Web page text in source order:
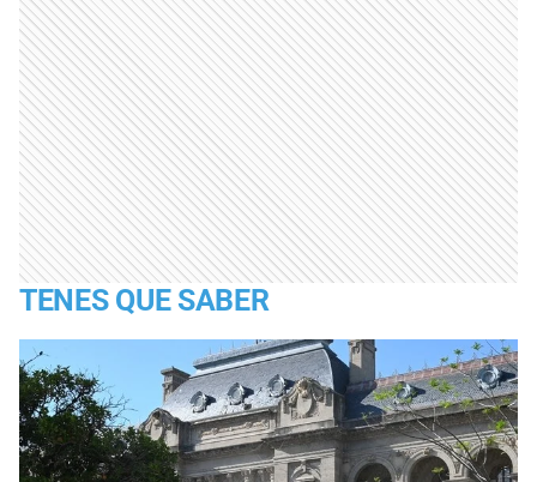
TENES QUE SABER